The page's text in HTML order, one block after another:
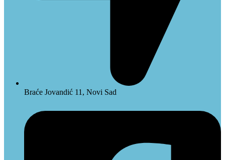
Braće Jovandić 11, Novi Sad